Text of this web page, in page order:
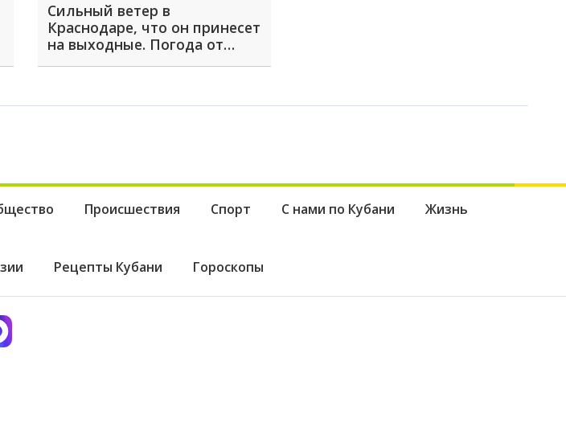
Сильный ветер в
Краснодаре, что он принесет
на выходные. Погода от
Леуса
Происшествия Спорт С нами по Кубани Жизнь
Рецепты Кубани Гороскопы